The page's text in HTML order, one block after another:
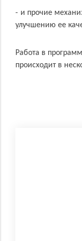
и прочие
улучшению ее
Работа в
происходит в